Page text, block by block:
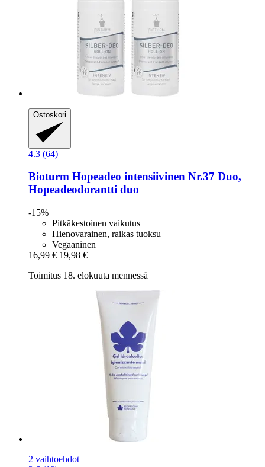
Ostoskori
4.3 (64)
Bioturm Hopeadeo intensiivinen Nr.37 Duo,
Hopeadeodorantti duo
-15%
Pitkäkestoinen vaikutus
Hienovarainen, raikas tuoksu
Vegaaninen
16,99 € 19,98 €
Toimitus 18. elokuuta mennessä
2 vaihtoehdot